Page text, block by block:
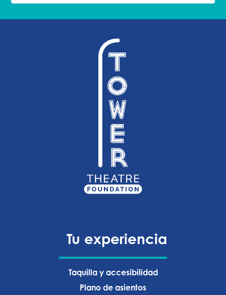
Tu experiencia
Taquilla y accesibilidad
Plano de asientos